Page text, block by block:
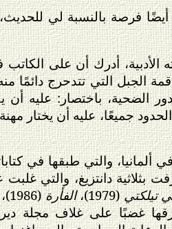
فرصة بالنسبة لي للحديث،
الأدبية، أدرك أن على
الجبل التي تتدحرج دائمًا
الضحية، باختصار: عليه أن
جميعًا، عليه أن يختار
والتي طبقها في
عُرفت بثلاثية دانتزيغ، والتي
تيلكتي(1979)، الفأرة(1986)،
غضبًا على غلاف مجلة دير